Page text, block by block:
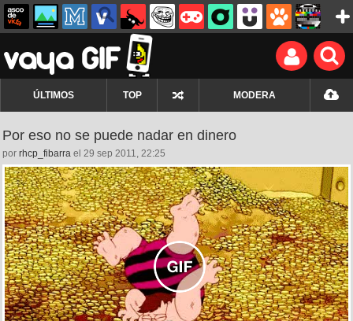
ÚLTIMOS TOP MODERA
Por eso no se puede nadar en dinero
por rhcp_fibarra el 29 sep 2011, 22:25